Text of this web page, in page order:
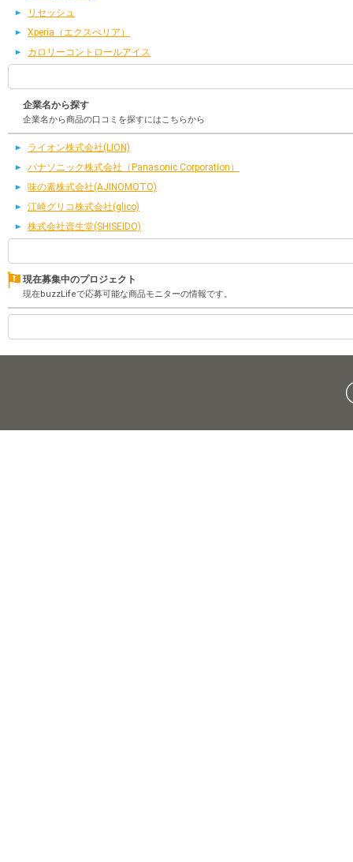
リセッシュ
Xperia（エクスぺリア）
カロリーコントロールアイス
企業名から探す
企業名から商品の口コミを探すにはこちらから
ライオン株式会社(LION)
パナソニック株式会社（Panasonic Corporation）
味の素株式会社(AJINOMOTO)
江崎グリコ株式会社(glico)
株式会社資生堂(SHISEIDO)
現在募集中のプロジェクト
現在buzzLifeで応募可能な商品モニターの情報です。